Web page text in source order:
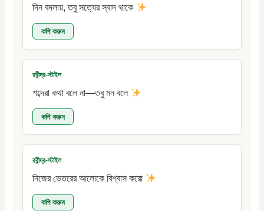
দিন বদলায়, তবু সত্যের স্বাদ থাকে
কপি করুন
রবীন্দ্র-স্টাইল
শব্দেরা কথা বলে না—তবু মন বলে
কপি করুন
রবীন্দ্র-স্টাইল
নিজের ভেতরের আলোকে বিশ্বাস করো
কপি করুন